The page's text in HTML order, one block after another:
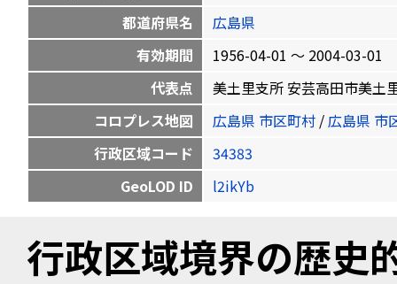
都道府県名
広島県
有効期間
1956-04-01 〜 2004-03-01
代表点
美土里支所 安芸高田市美土
コロプレス地図
広島県 市区町村 /広島県 市
行政区域コード
34383
GeoLOD ID
l2ikYb
行政区域境界の歴史